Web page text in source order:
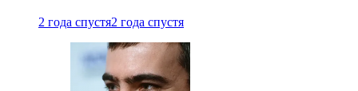
2 года спустя2 года спустя